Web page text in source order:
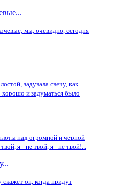
мы, очевидно, сегодня
задувала свечу, как
и задуматься было
над огромной и черной
я - не твой, я - не твой!...
он, когда придут